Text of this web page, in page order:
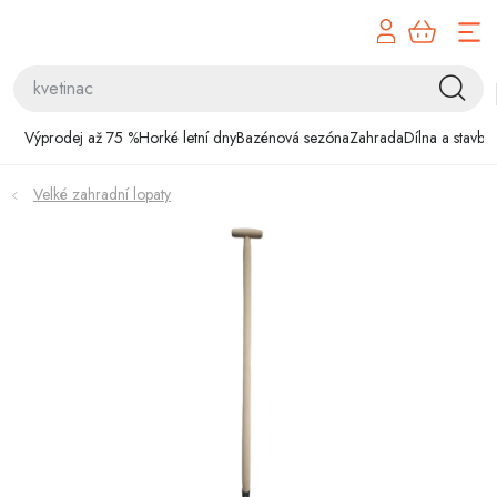
Výprodej až 75 %Horké letní dnyBazénová sezónaZahradaDílna a stavba
Výprodej až 75 %
Horké letní dny
Bazénová sezóna
Velké zahradní lopaty